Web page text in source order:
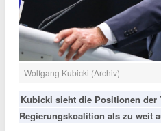
Wolfgang Kubicki (Archiv)
Kubicki sieht die Positionen der
Regierungskoalition als zu weit